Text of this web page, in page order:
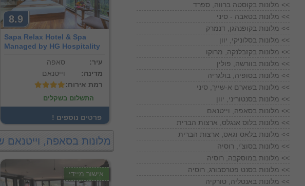
8.9
Sapa Relax Hotel & Spa
Managed by HG Hospitality
סאפה
:עיר
וייטנאם
:מדינה
:רמת אירוח
התשלום בשקלים
! פרטים נוספים
מלונות בסאפה, וייטנאם
אישור מיידי
מלונות בקוסטה ברווה, ספרד <<
מלונות בטאבה - סיני <<
מלונות בקופנהגן, דנמרק <<
מלונות בסלוניקי, יוון <<
מלונות בקזבלנקה, מרוקו <<
מלונות בוורשה, פולין <<
מלונות בסופיה, בולגריה <<
מלונות בשארם א-שייך, סיני <<
מלונות בסנטוריני, יוון <<
מלונות בסאפה, וייטנאם <<
מלונות בלוס אנגלס, ארצות הברית <<
מלונות בלאס וגאס, ארצות הברית <<
מלונות בסוצ'י, רוסיה <<
מלונות במוסקבה, רוסיה <<
מלונות בסנט פטרסבורג, רוסיה <<
מלונות באנטליה, טורקיה <<